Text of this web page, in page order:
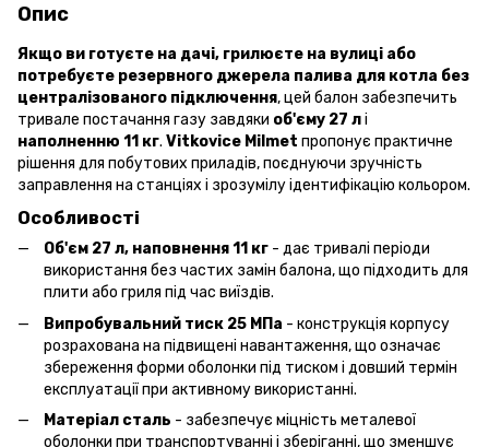
Опис
Якщо ви готуєте на дачі, грилюєте на вулиці або
потребуєте резервного джерела палива для котла без
централізованого підключення, цей балон забезпечить
тривале постачання газу завдяки об'єму 27 лі
наполненню 11 кг. Vitkovice Milmet пропонує практичне
рішення для побутових приладів, поєднуючи зручність
заправлення на станціях і зрозумілу ідентифікацію кольором.
Особливості
Об'єм 27 л, наповнення 11 кг - дає тривалі періоди
використання без частих замін балона, що підходить для
плити або гриля під час виїздів.
Випробувальний тиск 25 МПа - конструкція корпусу
розрахована на підвищені навантаження, що означає
збереження форми оболонки під тиском і довший термін
експлуатації при активному використанні.
Матеріал сталь - забезпечує міцність металевої
оболонки при транспортуванні і зберіганні, що зменшує